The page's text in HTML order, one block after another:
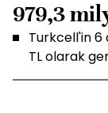
979,3
Turkcell'in 6
TL olarak